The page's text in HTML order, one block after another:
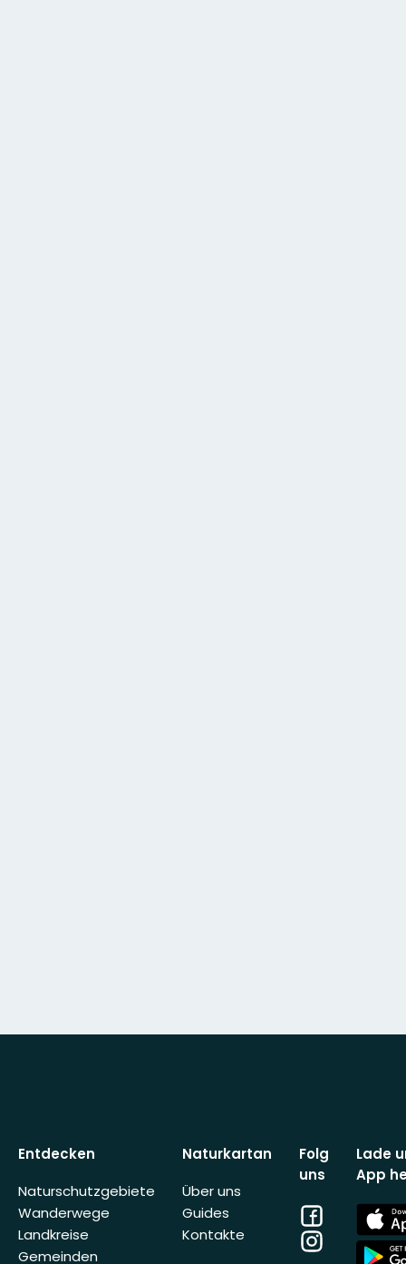
Entdecken
Naturschutzgebiete
Wanderwege
Landkreise
Gemeinden
Naturkartan
Über uns
Guides
Kontakte
Folg
uns
Facebook
Instagram
Lade
App
App
Store
App